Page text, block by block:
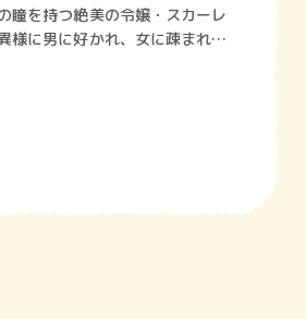
瞳を持つ絶美の令嬢・スカーレ
様に男に好かれ、女に疎まれる